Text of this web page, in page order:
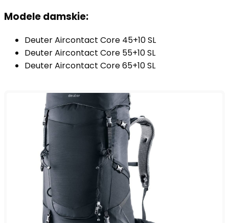
Modele damskie:
Deuter Aircontact Core 45+10 SL
Deuter Aircontact Core 55+10 SL
Deuter Aircontact Core 65+10 SL